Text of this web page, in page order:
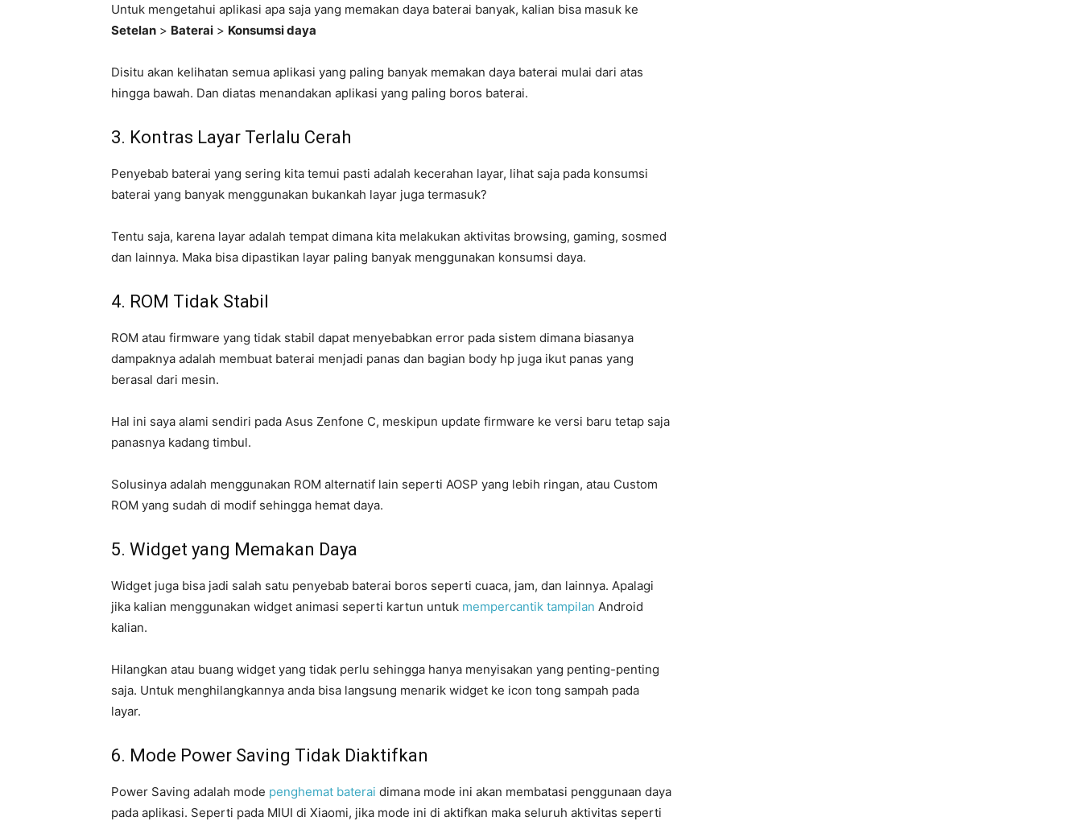
Untuk mengetahui aplikasi apa saja yang memakan daya baterai banyak, kalian bisa masuk ke
Setelan > Baterai > Konsumsi daya
Disitu akan kelihatan semua aplikasi yang paling banyak memakan daya baterai mulai dari atas
hingga bawah. Dan diatas menandakan aplikasi yang paling boros baterai.
3. Kontras Layar Terlalu Cerah
Penyebab baterai yang sering kita temui pasti adalah kecerahan layar, lihat saja pada konsumsi
baterai yang banyak menggunakan bukankah layar juga termasuk?
Tentu saja, karena layar adalah tempat dimana kita melakukan aktivitas browsing, gaming, sosmed
dan lainnya. Maka bisa dipastikan layar paling banyak menggunakan konsumsi daya.
4. ROM Tidak Stabil
ROM atau firmware yang tidak stabil dapat menyebabkan error pada sistem dimana biasanya
dampaknya adalah membuat baterai menjadi panas dan bagian body hp juga ikut panas yang
berasal dari mesin.
Hal ini saya alami sendiri pada Asus Zenfone C, meskipun update firmware ke versi baru tetap saja
panasnya kadang timbul.
Solusinya adalah menggunakan ROM alternatif lain seperti AOSP yang lebih ringan, atau Custom
ROM yang sudah di modif sehingga hemat daya.
5. Widget yang Memakan Daya
Widget juga bisa jadi salah satu penyebab baterai boros seperti cuaca, jam, dan lainnya. Apalagi
jika kalian menggunakan widget animasi seperti kartun untuk mempercantik tampilan Android
kalian.
Hilangkan atau buang widget yang tidak perlu sehingga hanya menyisakan yang penting-penting
saja. Untuk menghilangkannya anda bisa langsung menarik widget ke icon tong sampah pada
layar.
6. Mode Power Saving Tidak Diaktifkan
Power Saving adalah mode penghemat baterai dimana mode ini akan membatasi penggunaan daya
pada aplikasi. Seperti pada MIUI di Xiaomi, jika mode ini di aktifkan maka seluruh aktivitas seperti